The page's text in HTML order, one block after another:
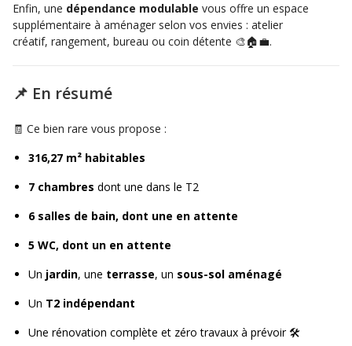
Enfin, une dépendance modulable vous offre un espace
supplémentaire à aménager selon vos envies : atelier
créatif, rangement, bureau ou coin détente 🎨🏠💼.
📌 En résumé
🧾 Ce bien rare vous propose :
316,27 m² habitables
7 chambres dont une dans le T2
6 salles de bain, dont une en attente
5 WC, dont un en attente
Un jardin, une terrasse, un sous-sol aménagé
Un T2 indépendant
Une rénovation complète et zéro travaux à prévoir 🛠️